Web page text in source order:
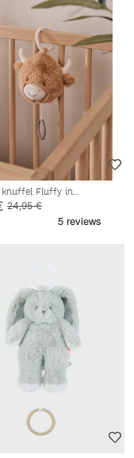
knuffel Fluffy in
beige
24,95 €